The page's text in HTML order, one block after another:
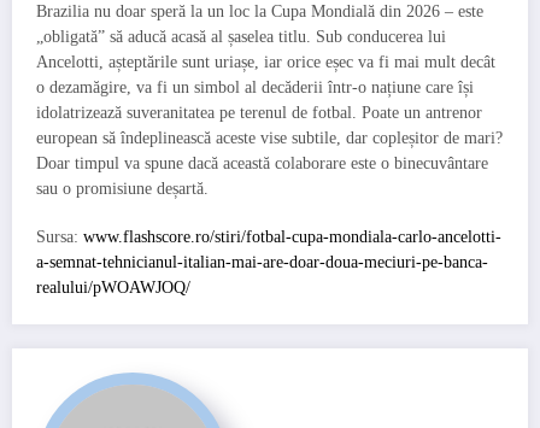
Brazilia nu doar speră la un loc la Cupa Mondială din 2026 – este
„obligată” să aducă acasă al șaselea titlu. Sub conducerea lui
Ancelotti, așteptările sunt uriașe, iar orice eșec va fi mai mult decât
o dezamăgire, va fi un simbol al decăderii într-o națiune care își
idolatrizează suveranitatea pe terenul de fotbal. Poate un antrenor
european să îndeplinească aceste vise subtile, dar copleșitor de mari?
Doar timpul va spune dacă această colaborare este o binecuvântare
sau o promisiune deșartă.
Sursa: www.flashscore.ro/stiri/fotbal-cupa-mondiala-carlo-ancelotti-
a-semnat-tehnicianul-italian-mai-are-doar-doua-meciuri-pe-banca-
realului/pWOAWJOQ/